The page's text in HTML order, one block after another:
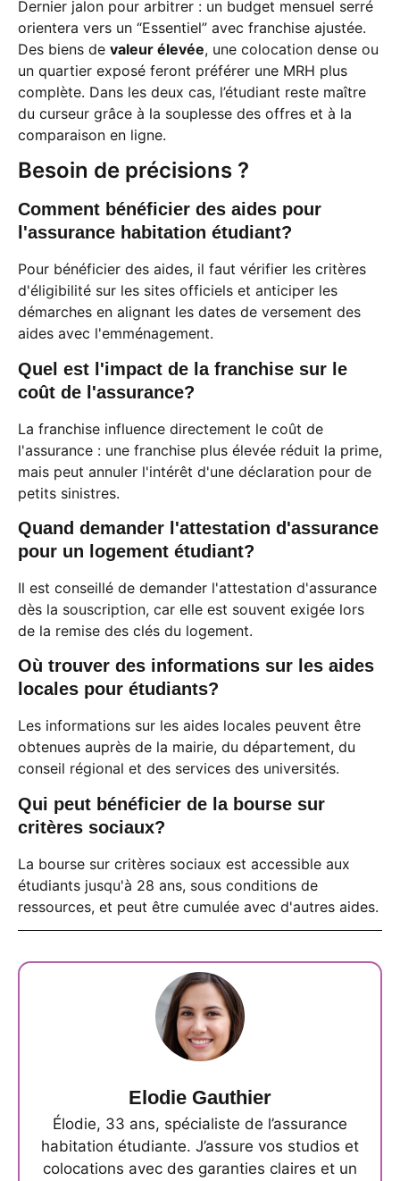
Dernier jalon pour arbitrer : un budget mensuel serré
orientera vers un “Essentiel” avec franchise ajustée.
Des biens de valeur élevée, une colocation dense ou
un quartier exposé feront préférer une MRH plus
complète. Dans les deux cas, l’étudiant reste maître
du curseur grâce à la souplesse des offres et à la
comparaison en ligne.
Besoin de précisions ?
Comment bénéficier des aides pour
l'assurance habitation étudiant?
Pour bénéficier des aides, il faut vérifier les critères
d'éligibilité sur les sites officiels et anticiper les
démarches en alignant les dates de versement des
aides avec l'emménagement.
Quel est l'impact de la franchise sur le
coût de l'assurance?
La franchise influence directement le coût de
l'assurance : une franchise plus élevée réduit la prime,
mais peut annuler l'intérêt d'une déclaration pour de
petits sinistres.
Quand demander l'attestation d'assurance
pour un logement étudiant?
Il est conseillé de demander l'attestation d'assurance
dès la souscription, car elle est souvent exigée lors
de la remise des clés du logement.
Où trouver des informations sur les aides
locales pour étudiants?
Les informations sur les aides locales peuvent être
obtenues auprès de la mairie, du département, du
conseil régional et des services des universités.
Qui peut bénéficier de la bourse sur
critères sociaux?
La bourse sur critères sociaux est accessible aux
étudiants jusqu'à 28 ans, sous conditions de
ressources, et peut être cumulée avec d'autres aides.
Elodie Gauthier
Élodie, 33 ans, spécialiste de l’assurance
habitation étudiante. J’assure vos studios et
colocations avec des garanties claires et un